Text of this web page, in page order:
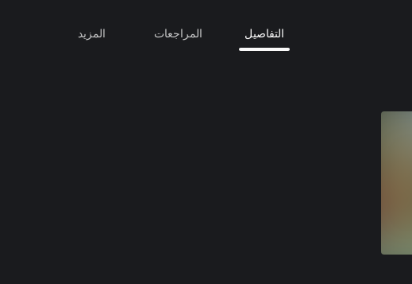
التفاصيل المراجعات المزيد